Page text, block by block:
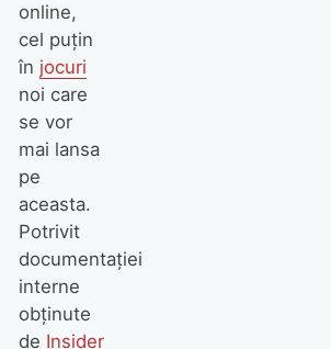
online,
cel puțin
în jocuri
noi care
se vor
mai lansa
pe
aceasta.
Potrivit
documentației
interne
obținute
de Insider